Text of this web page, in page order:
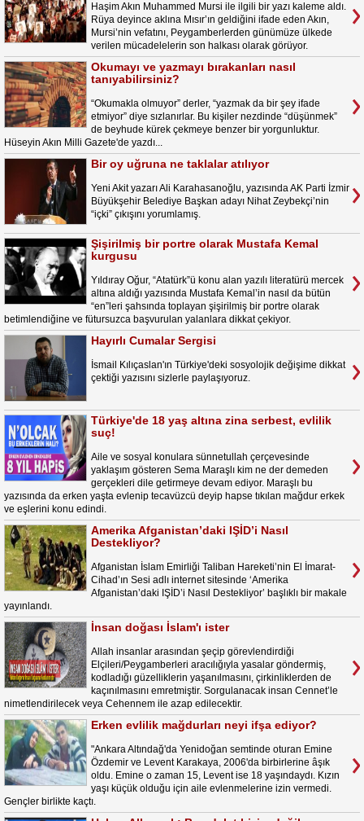
Haşim Akın Muhammed Mursi ile ilgili bir yazı kaleme aldı.
Rüya deyince aklına Mısır’ın geldiğini ifade eden Akın,
Mursi’nin vefatını, Peygamberlerden günümüze ülkede
verilen mücadelelerin son halkası olarak görüyor.
Okumayı ve yazmayı bırakanları nasıl
tanıyabilirsiniz?
“Okumakla olmuyor” derler, “yazmak da bir şey ifade
etmiyor” diye sızlanırlar. Bu kişiler nezdinde “düşünmek”
de beyhude kürek çekmeye benzer bir yorgunluktur.
Hüseyin Akın Milli Gazete'de yazdı...
Bir oy uğruna ne taklalar atılıyor
Yeni Akit yazarı Ali Karahasanoğlu, yazısında AK Parti İzmir
Büyükşehir Belediye Başkan adayı Nihat Zeybekçi’nin
“içki” çıkışını yorumlamış.
Şişirilmiş bir portre olarak Mustafa Kemal
kurgusu
Yıldıray Oğur, “Atatürk”ü konu alan yazılı literatürü mercek
altına aldığı yazısında Mustafa Kemal’in nasıl da bütün
“en”leri şahsında toplayan şişirilmiş bir portre olarak
betimlendiğine ve fütursuzca başvurulan yalanlara dikkat çekiyor.
Hayırlı Cumalar Sergisi
İsmail Kılıçaslan'ın Türkiye'deki sosyolojik değişime dikkat
çektiği yazısını sizlerle paylaşıyoruz.
Türkiye'de 18 yaş altına zina serbest, evlilik
suç!
Aile ve sosyal konulara sünnetullah çerçevesinde
yaklaşım gösteren Sema Maraşlı kim ne der demeden
gerçekleri dile getirmeye devam ediyor. Maraşlı bu
yazısında da erken yaşta evlenip tecavüzcü deyip hapse tıkılan mağdur erkek
ve eşlerini konu edindi.
Amerika Afganistan’daki IŞİD’i Nasıl
Destekliyor?
Afganistan İslam Emirliği Taliban Hareketi’nin El İmarat-
Cihad’ın Sesi adlı internet sitesinde ‘Amerika
Afganistan’daki IŞİD’i Nasıl Destekliyor’ başlıklı bir makale
yayınlandı.
İnsan doğası İslam'ı ister
Allah insanlar arasından şeçip görevlendirdiği
Elçileri/Peygamberleri aracılığıyla yasalar göndermiş,
kodladığı güzelliklerin yaşanılmasını, çirkinliklerden de
kaçınılmasını emretmiştir. Sorgulanacak insan Cennet’le
nimetlendirilecek veya Cehennem ile azap edilecektir.
Erken evlilik mağdurları neyi ifşa ediyor?
"Ankara Altındağ'da Yenidoğan semtinde oturan Emine
Özdemir ve Levent Karakaya, 2006'da birbirlerine âşık
oldu. Emine o zaman 15, Levent ise 18 yaşındaydı. Kızın
yaşı küçük olduğu için aile evlenmelerine izin vermedi.
Gençler birlikte kaçtı.